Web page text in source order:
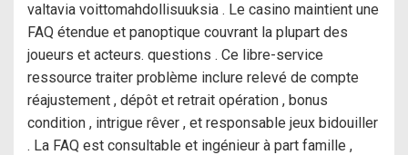
valtavia voittomahdollisuuksia . Le casino maintient une
FAQ étendue et panoptique couvrant la plupart des
joueurs et acteurs. questions . Ce libre-service
ressource traiter problème inclure relevé de compte
réajustement , dépôt et retrait opération , bonus
condition , intrigue rêver , et responsable jeux bidouiller
. La FAQ est consultable et ingénieur à part famille ,